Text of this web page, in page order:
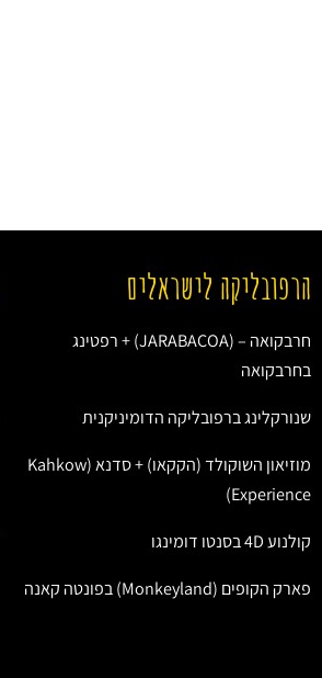
הרפובליקה לישראלים
חרבקואה – (JARABACOA) + רפטינג
בחרבקואה
שנורקלינג ברפובליקה הדומיניקנית
מוזיאון השוקולד (הקקאו) + סדנא (Kahkow
Experience)
קולנוע 4D בסנטו דומינגו
פארק הקופים (Monkeyland) בפונטה קאנה